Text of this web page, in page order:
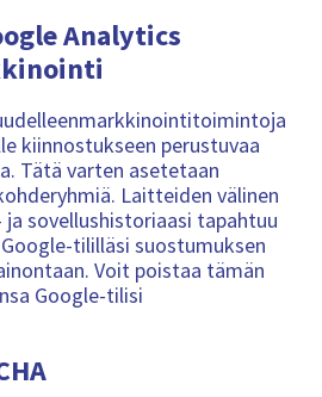
Analytics
kiinnostukseen perustuvaa
Tätä varten asetetaan
Laitteiden välinen
sovellushistoriaasi tapahtuu
tililläsi suostumuksen
Voit poistaa tämän
Google-tilisi